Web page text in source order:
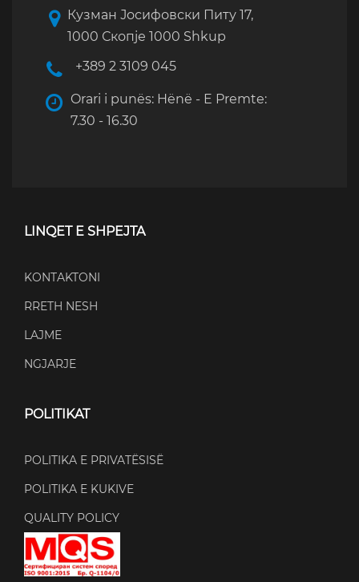
Кузман Јосифовски Питу 17,
1000 Скопје 1000 Shkup
+389 2 3109 045
Orari i punës: Hënë - E Premte:
7.30 - 16.30
LINQET E SHPEJTA
KONTAKTONI
RRETH NESH
LAJME
NGJARJE
POLITIKAT
POLITIKA E PRIVATËSISË
POLITIKA E KUKIVE
QUALITY POLICY